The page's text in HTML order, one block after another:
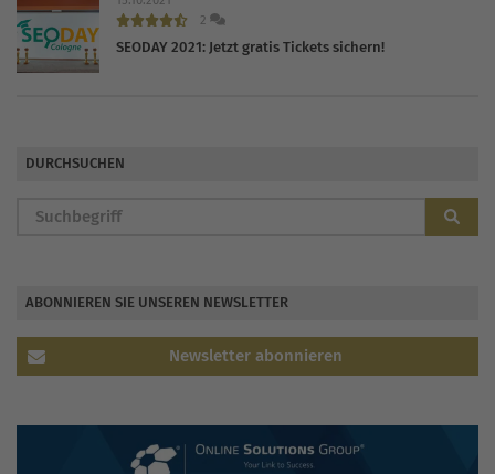
2
SEODAY 2021: Jetzt gratis Tickets sichern!
DURCHSUCHEN
ABONNIEREN SIE UNSEREN NEWSLETTER
Newsletter abonnieren